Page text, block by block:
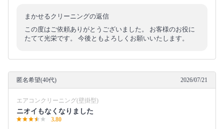
まかせるクリーニングの返信
この度はご依頼ありがとうございました。 お客様のお役に
たてて光栄です。 今後ともよろしくお願いいたします。
匿名希望(40代) 2026/07/21
エアコンクリーニング(壁掛型)
ニオイもなくなりました
3.80